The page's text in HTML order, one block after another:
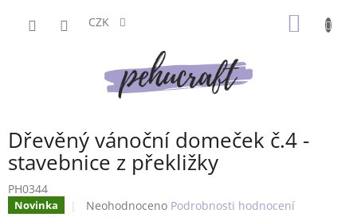
CZK
Dřevěný vánoční domeček č.4 -
stavebnice z překližky
PH0344
Novinka
Průměrné
Neohodnoceno Podrobnosti hodnocení